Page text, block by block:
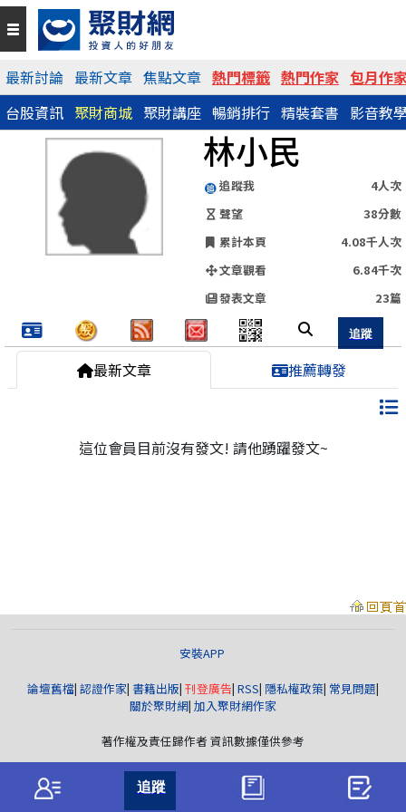
最新討論 最新文章 焦點文章 熱門標籤 熱門作家 包月作
台股資訊 聚財商城 聚財講座 暢銷排行 精裝套書 影音教
林小民
追蹤我
4人次
聲望
38分數
累計本頁
4.08千人次
文章觀看
6.84千次
發表文章
23篇
QR Code
https://www.wearn.com/blog.asp?id=66325
分享網址
最新文章 推薦轉發
這位會員目前沒有發文! 請他踴躍發文~
安裝APP
論壇舊檔| 認證作家| 書籍出版| 刊登廣告| RSS| 隱私權政策| 常見問題|
關於聚財網| 加入聚財網作家
著作權及責任歸作者 資訊數據僅供參考
版權所有© wearn.com All Rights Reserved.